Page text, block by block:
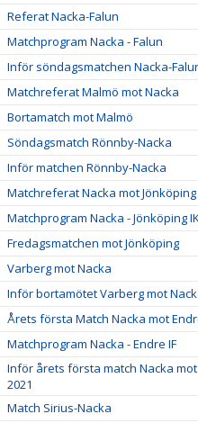
Referat Nacka-Falun
Matchprogram Nacka - Falun
Inför söndagsmatchen Nacka-
Matchreferat Malmö mot Nacka
Bortamatch mot Malmö
Söndagsmatch Rönnby-Nacka
Inför matchen Rönnby-Nacka
Matchreferat Nacka mot Jönköping
Matchprogram Nacka - Jönköping
Fredagsmatchen mot Jönköping
Varberg mot Nacka
Inför bortamötet Varberg mot
Årets första Match Nacka mot
Matchprogram Nacka - Endre IF
Inför årets första match Nacka
2021
Match Sirius-Nacka